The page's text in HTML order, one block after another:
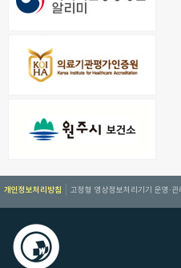
개인정보처리방침 고정형 영상정보처리기기 운영·관